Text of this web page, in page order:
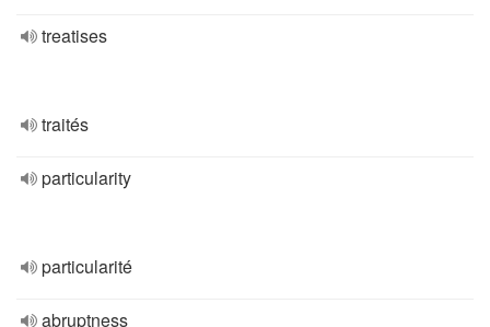
treatises
traités
particularity
particularité
abruptness